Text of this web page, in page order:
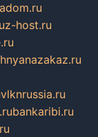
z-host.ru
vlknrussia.ru
bankaribi.ru